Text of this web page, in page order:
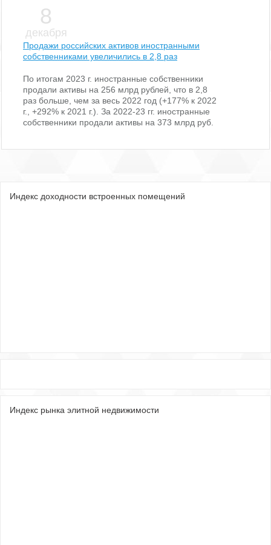
Индекс доходности встроенных помещений
Индекс рынка элитной недвижимости
8
декабря
Продажи российских активов иностранными
собственниками увеличились в 2,8 раз
По итогам 2023 г. иностранные собственники
продали активы на 256 млрд рублей, что в 2,8
раз больше, чем за весь 2022 год (+177% к 2022
г., +292% к 2021 г.). За 2022-23 гг. иностранные
собственники продали активы на 373 млрд руб.